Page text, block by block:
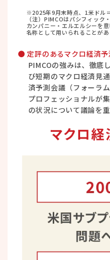
※2025年9月末時点、1米ドル
（注）PIMCOはパシフィック
カンパニー・エルエルシーを
名称として用いられることがあ
● 定評のあるマクロ経済予
PIMCOの強みは、徹底
び短期のマクロ経済見
済予測会議（フォーラ
プロフェッショナルが
の状況について議論を重